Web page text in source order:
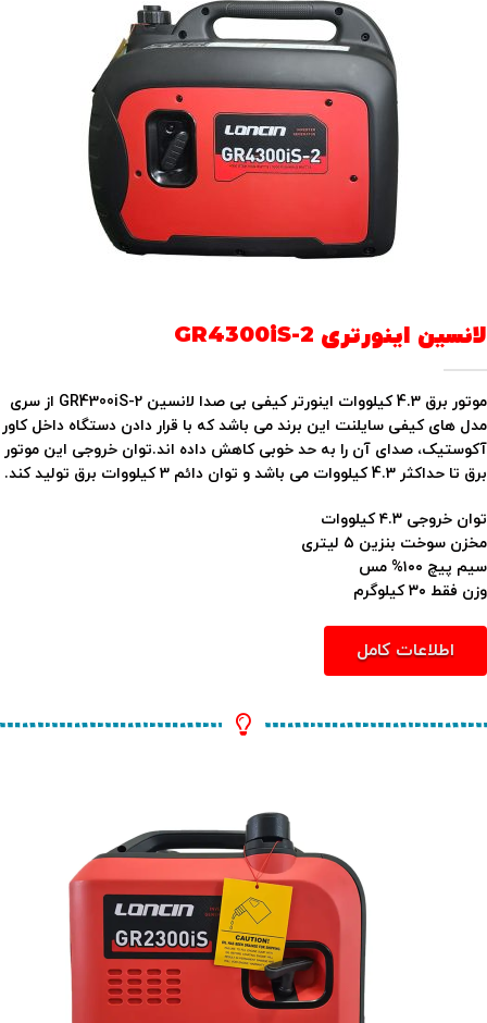
لانسین اینورتری GR4300iS-2
موتور برق 4.3 کیلووات اینورتر کیفی بی صدا لانسین GR4300iS-2 از سری
مدل های کیفی سایلنت این برند می باشد که با قرار دادن دستگاه داخل کاور
آکوستیک، صدای آن را به حد خوبی کاهش داده اند.توان خروجی این موتور
برق تا حداکثر 4.3 کیلووات می باشد و توان دائم 3 کیلووات برق تولید کند.
توان خروجی ۴.۳ کیلووات
مخزن سوخت بنزین ۵ لیتری
سیم پیچ ۱۰۰% مس
وزن فقط ۳۰ کیلوگرم
اطلاعات کامل